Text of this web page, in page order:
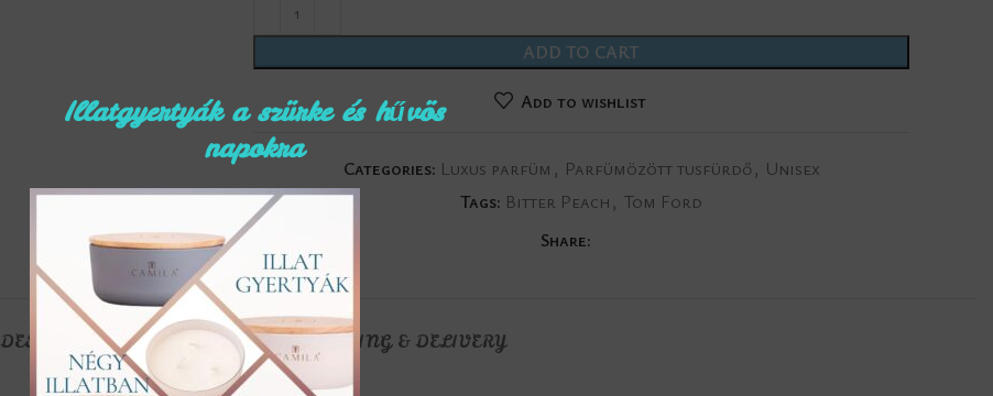
Illatgyertyák a szürke és hűvös
napokra
ADD TO CART
Add to wishlist
Categories: Luxus parfüm , Parfümözött tusfürdő , Unisex
Tags: Bitter Peach , Tom Ford
Share:
DESCRIPTION REVIEWS (0) SHIPPING & DELIVERY